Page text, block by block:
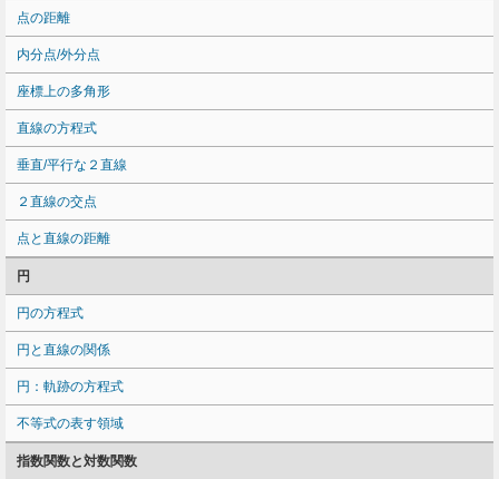
点の距離
内分点/外分点
座標上の多角形
直線の方程式
垂直/平行な２直線
２直線の交点
点と直線の距離
円
円の方程式
円と直線の関係
円：軌跡の方程式
不等式の表す領域
指数関数と対数関数